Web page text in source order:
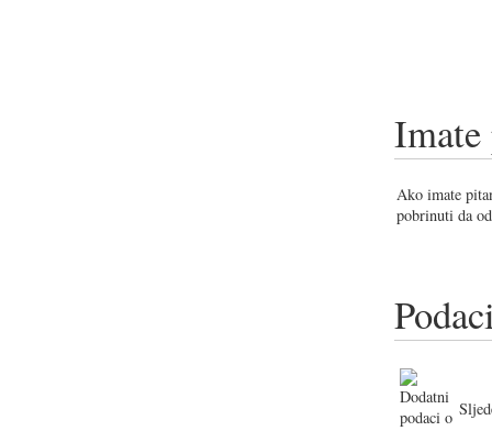
Imate
Ako imate
pobrinuti da